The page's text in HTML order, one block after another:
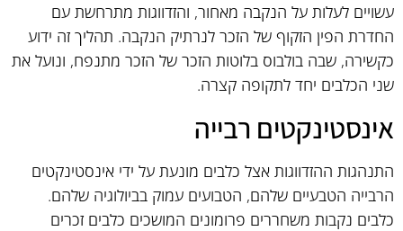
עשויים לעלות על הנקבה מאחור, והזדווגות מתרחשת עם
החדרת הפין הזקוף של הזכר לנרתיק הנקבה. תהליך זה ידוע
כקשירה, שבה בולבוס בלוטות הזכר של הזכר מתנפח, ונועל את
שני הכלבים יחד לתקופה קצרה.
אינסטינקטים רבייה
התנהגות ההזדווגות אצל כלבים מונעת על ידי אינסטינקטים
הרבייה הטבעיים שלהם, הטבועים עמוק בביולוגיה שלהם.
כלבים נקבות משחררים פרומונים המושכים כלבים זכרים